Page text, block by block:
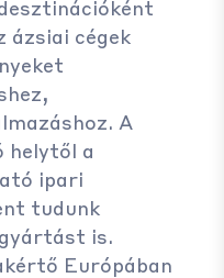
ázsiai cégek
A
helytől a
ipari
tudunk
is.
Európában